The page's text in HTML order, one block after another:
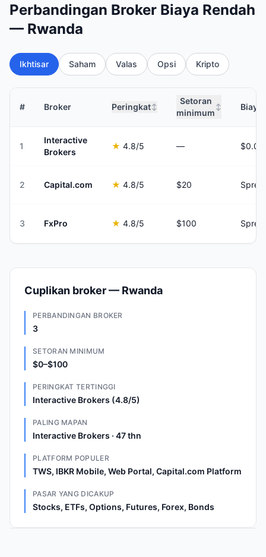
Perbandingan Broker Biaya Rendah
— Rwanda
Ikhtisar Saham Valas Opsi Kripto
# Broker Peringkat↕
Setoran
minimum
↕ Biaya
1
Interactive
Brokers
★ 4.8/5 —
2 Capital.com ★ 4.8/5 $20
3 FxPro ★ 4.8/5 $100
Cuplikan broker — Rwanda
PERBANDINGAN BROKER
3
SETORAN MINIMUM
$0–$100
PERINGKAT TERTINGGI
Interactive Brokers (4.8/5)
PALING MAPAN
Interactive Brokers · 47 thn
PLATFORM POPULER
TWS, IBKR Mobile, Web Portal, Capital.com Platform
PASAR YANG DICAKUP
Stocks, ETFs, Options, Futures, Forex, Bonds